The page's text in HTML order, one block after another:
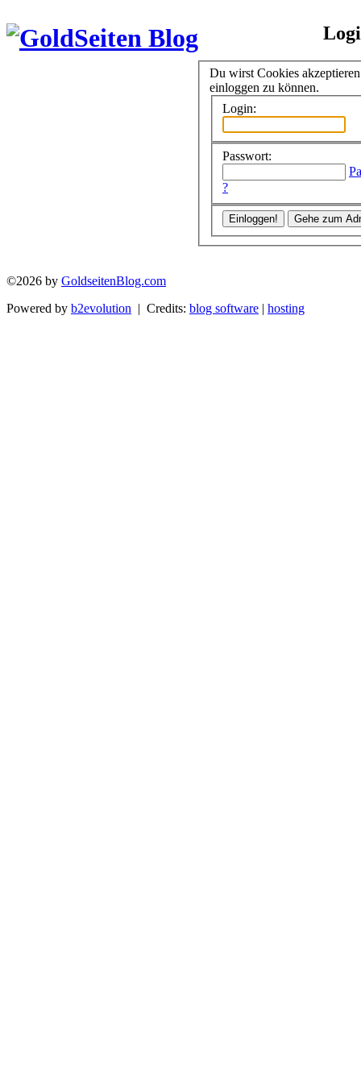
Du wirst Cookies
einloggen zu können.
Login:
Passwort:
?
©2026 by GoldseitenBlog.com
Powered by b2evolution | Credits: blog software | hosting